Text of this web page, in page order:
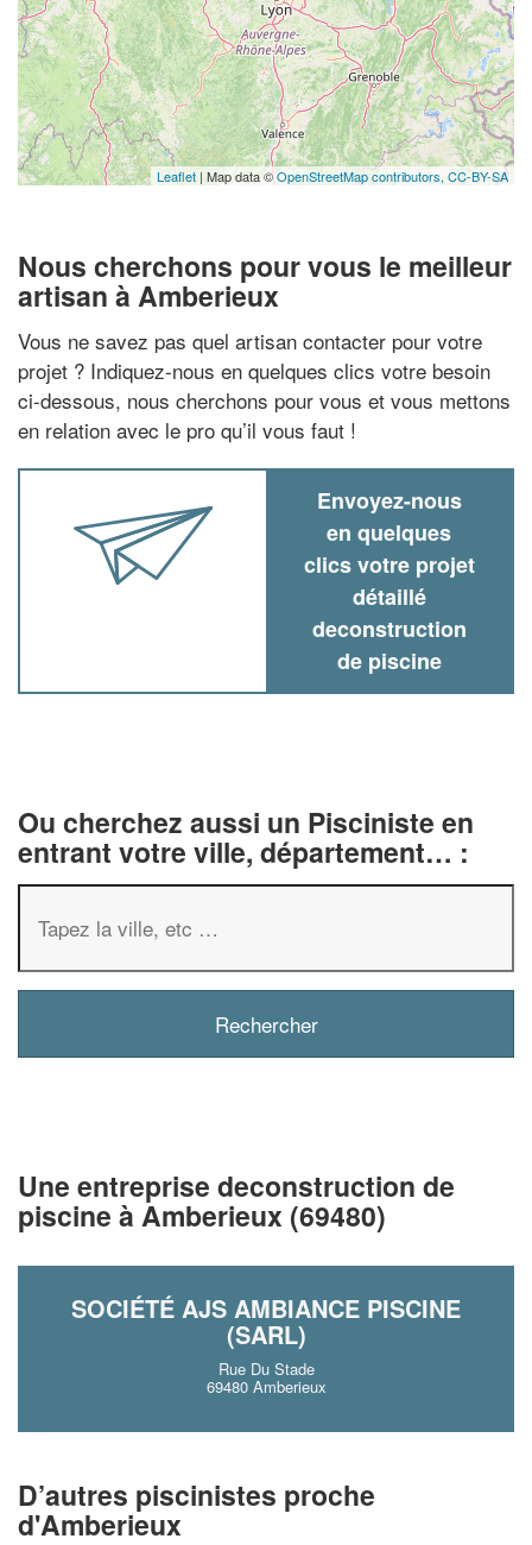
Leaflet | Map data ©OpenStreetMap contributors, CC-BY-SA
Nous cherchons pour vous le meilleur
artisan à Amberieux
Vous ne savez pas quel artisan contacter pour votre
projet ? Indiquez-nous en quelques clics votre besoin
ci-dessous, nous cherchons pour vous et vous mettons
en relation avec le pro qu’il vous faut !
Envoyez-nous
en quelques
clics votre projet
détaillé
deconstruction
de piscine
Ou cherchez aussi un Pisciniste en
entrant votre ville, département… :
Une entreprise deconstruction de
piscine à Amberieux (69480)
SOCIÉTÉ AJS AMBIANCE PISCINE
(SARL)
Rue Du Stade
69480 Amberieux
D’autres piscinistes proche
d'Amberieux
✕
Vous êtes un
vosmargestout en gagnant
nouveaux clients
En savoir plus